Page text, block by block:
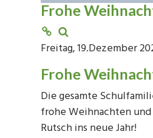
Frohe
Freitag, 19.Dezember
Frohe
Die gesamte
frohe Weihnachten
Rutsch ins neue Jahr!